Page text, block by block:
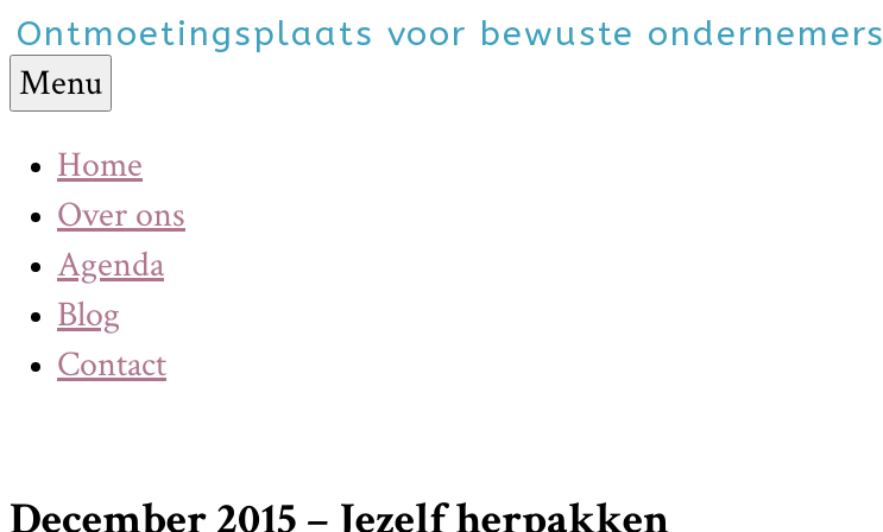
Ga
naar
de
Ontmoetingsplaats voor bewuste ondernemers
Menu
Home
Over ons
Agenda
Blog
Contact
December 2015 – Jezelf herpakken